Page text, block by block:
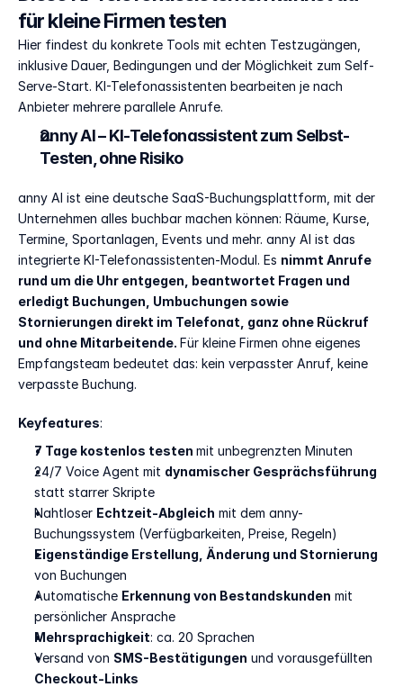
für kleine Firmen testen
Hier findest du konkrete Tools mit echten Testzugängen,
inklusive Dauer, Bedingungen und der Möglichkeit zum Self-
Serve-Start. KI-Telefonassistenten bearbeiten je nach
Anbieter mehrere parallele Anrufe.
anny AI – KI-Telefonassistent zum Selbst-
Testen, ohne Risiko
anny AI ist eine deutsche SaaS-Buchungsplattform, mit der
Unternehmen alles buchbar machen können: Räume, Kurse,
Termine, Sportanlagen, Events und mehr. anny AI ist das
integrierte KI-Telefonassistenten-Modul. Es nimmt Anrufe
rund um die Uhr entgegen, beantwortet Fragen und
erledigt Buchungen, Umbuchungen sowie
Stornierungen direkt im Telefonat, ganz ohne Rückruf
und ohne Mitarbeitende. Für kleine Firmen ohne eigenes
Empfangsteam bedeutet das: kein verpasster Anruf, keine
verpasste Buchung.
Keyfeatures:
7 Tage kostenlos testen mit unbegrenzten Minuten
24/7 Voice Agent mit dynamischer Gesprächsführung
statt starrer Skripte
Nahtloser Echtzeit-Abgleich mit dem anny-
Buchungssystem (Verfügbarkeiten, Preise, Regeln)
Eigenständige Erstellung, Änderung und Stornierung
von Buchungen
Automatische Erkennung von Bestandskunden mit
persönlicher Ansprache
Mehrsprachigkeit: ca. 20 Sprachen
Versand von SMS-Bestätigungen
Checkout-Links